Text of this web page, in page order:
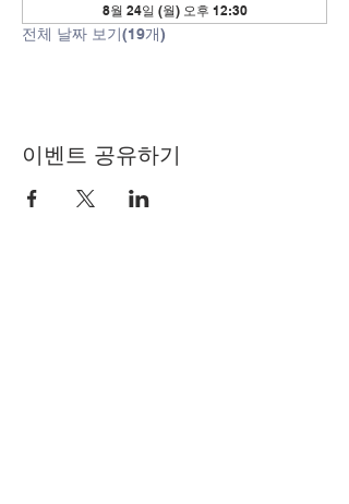
8월 24일 (월) 오후 12:30
전체 날짜 보기(19개)
이벤트 공유하기